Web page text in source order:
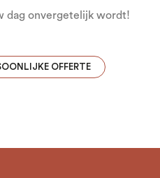
dag onvergetelijk wordt!
OFFERTE